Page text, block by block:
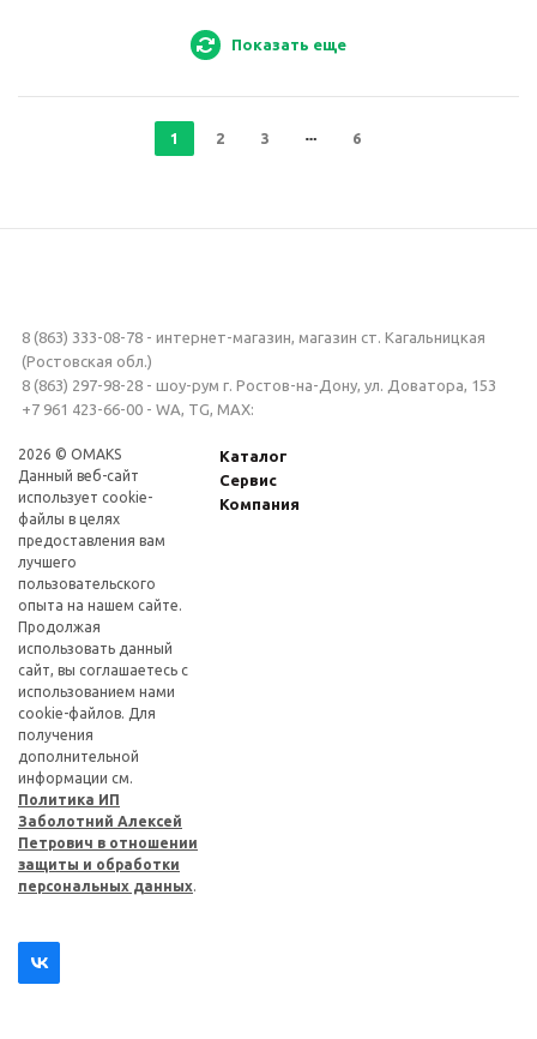
Показать еще
1 2 3 6
8 (863) 333-08-78 - интернет-магазин, магазин ст. Кагальницкая
(Ростовская обл.)
8 (863) 297-98-28 - шоу-рум г. Ростов-на-Дону, ул. Доватора, 153
+7 961 423-66-00 - WA, TG, MAX:
2026 © OMAKS
Данный веб-сайт
использует cookie-
файлы в целях
предоставления вам
лучшего
пользовательского
опыта на нашем сайте.
Продолжая
использовать данный
сайт, вы соглашаетесь с
использованием нами
cookie-файлов. Для
получения
дополнительной
информации см.
Политика ИП
Заболотний Алексей
Петрович в отношении
защиты и обработки
персональных данных.
Каталог
Сервис
Компания